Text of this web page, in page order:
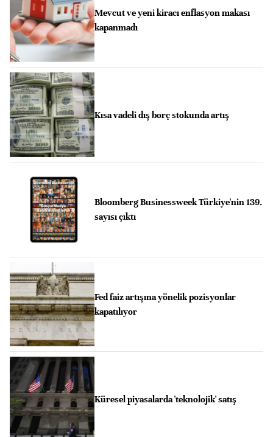
Mevcut ve yeni kiracı enflasyon makası
kapanmadı
Kısa vadeli dış borç stokunda artış
Bloomberg Businessweek Türkiye'nin 139.
sayısı çıktı
Fed faiz artışına yönelik pozisyonlar
kapatılıyor
Küresel piyasalarda 'teknolojik' satış